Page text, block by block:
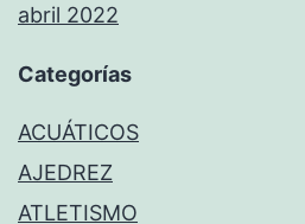
abril 2022
Categorías
ACUÁTICOS
AJEDREZ
ATLETISMO